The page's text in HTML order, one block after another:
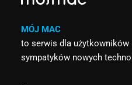
MÓJ MAC
to serwis dla użytkowników
sympatyków nowych